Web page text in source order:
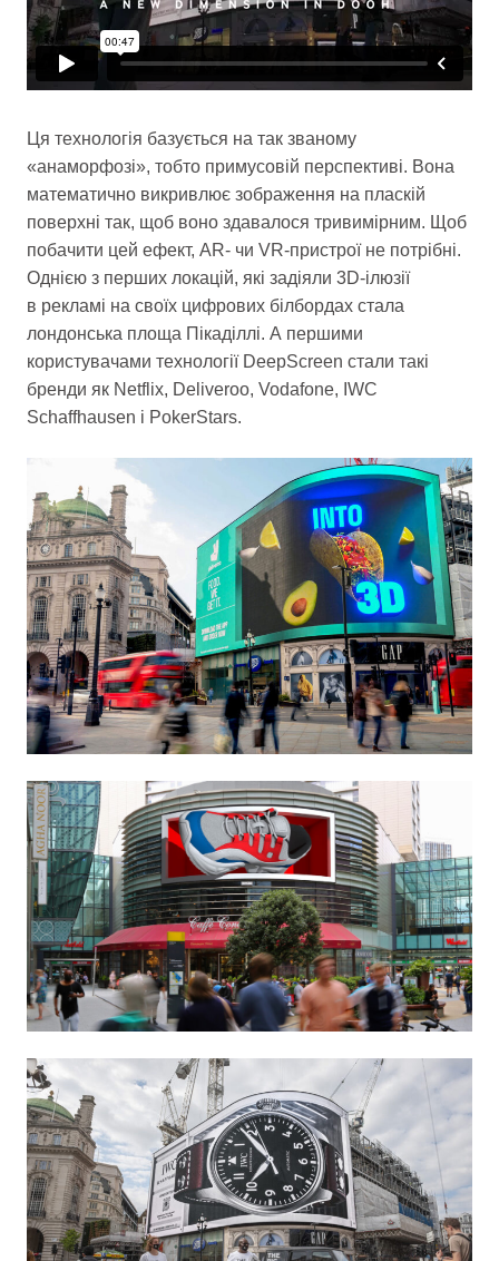
Ця технологія базується на так званому
«анаморфозі», тобто примусовій перспективі. Вона
математично викривлює зображення на пласкій
поверхні так, щоб воно здавалося тривимірним. Щоб
побачити цей ефект, AR- чи VR-пристрої не потрібні.
Однією з перших локацій, які задіяли 3D-ілюзії
в рекламі на своїх цифрових білбордах стала
лондонська площа Пікаділлі. А першими
користувачами технології DeepScreen стали такі
бренди як Netflix, Deliveroo, Vodafone, IWC
Schaffhausen і PokerStars.